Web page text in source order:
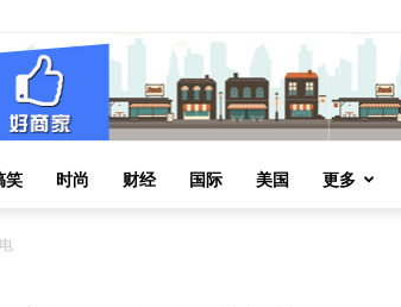
笑 时尚 财经 国际 美国 更多